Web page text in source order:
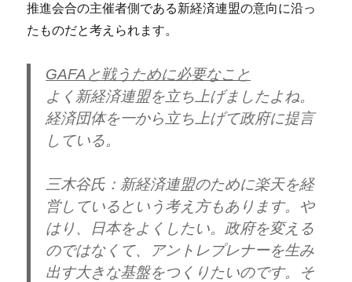
推進会合の主催者側である新経済連盟の意向に沿っ
たものだと考えられます。
GAFAと戦うために必要なこと
よく新経済連盟を立ち上げましたよね。
経済団体を一から立ち上げて政府に提言
している。
三木谷氏 ：新経済連盟のために楽天を経
営しているという考え方もあります。や
はり、日本をよくしたい。政府を変える
のではなくて、アントレプレナーを生み
出す大きな基盤をつくりたいのです。そ